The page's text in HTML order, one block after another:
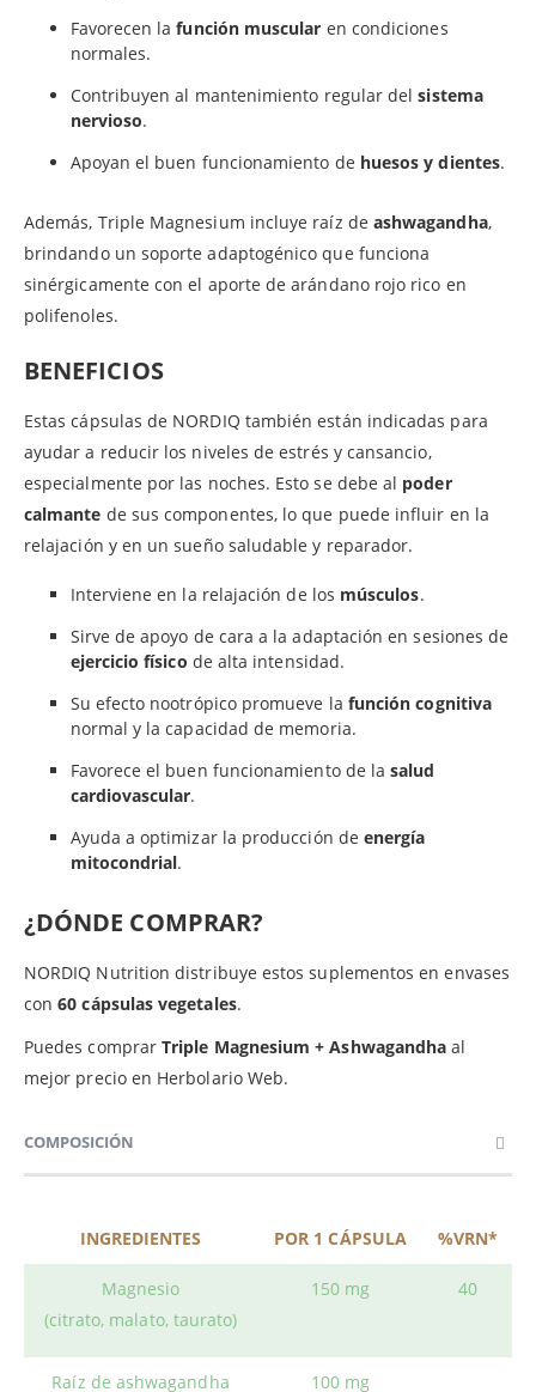
Favorecen lafunción muscular en condiciones
normales.
Contribuyen al mantenimiento regular delsistema
nervioso.
Apoyan el buen funcionamiento de huesos y dientes.
Además, Triple Magnesium incluye raíz de ashwagandha,
brindando un soporte adaptogénico que funciona
sinérgicamente con el aporte de arándano rojo rico en
polifenoles.
BENEFICIOS
Estas cápsulas de NORDIQ también están indicadas para
ayudar a reducir los niveles de estrés y cansancio,
especialmente por las noches. Esto se debe al poder
calmante de sus componentes, lo que puede influir en la
relajación y en un sueño saludable y reparador.
Interviene en la relajación de los músculos.
Sirve de apoyo de cara a la adaptación en sesiones de
ejercicio físico de alta intensidad.
Su efecto nootrópico promueve la función cognitiva
normal y la capacidad de memoria.
Favorece el buen funcionamiento de lasalud
cardiovascular.
Ayuda a optimizar la producción de energía
mitocondrial.
¿DÓNDE COMPRAR?
NORDIQ Nutrition distribuye estos suplementos en envases
con60 cápsulas vegetales.
Puedes comprarTriple Magnesium + Ashwagandha al
mejor precio en Herbolario Web.
COMPOSICIÓN
INGREDIENTES POR 1 CÁPSULA %VRN*
Magnesio
(citrato, malato, taurato)
150 mg 40
Raíz de ashwagandha 100 mg